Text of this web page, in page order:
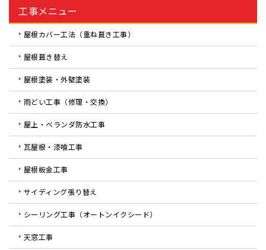
工事メニュー
屋根カバー工法（重ね葺き工事）
屋根葺き替え
屋根塗装・外壁塗装
雨どい工事（修理・交換）
屋上・ベランダ防水工事
瓦屋根・漆喰工事
屋根板金工事
サイディング張り替え
シーリング工事（オートンイクシード）
天窓工事